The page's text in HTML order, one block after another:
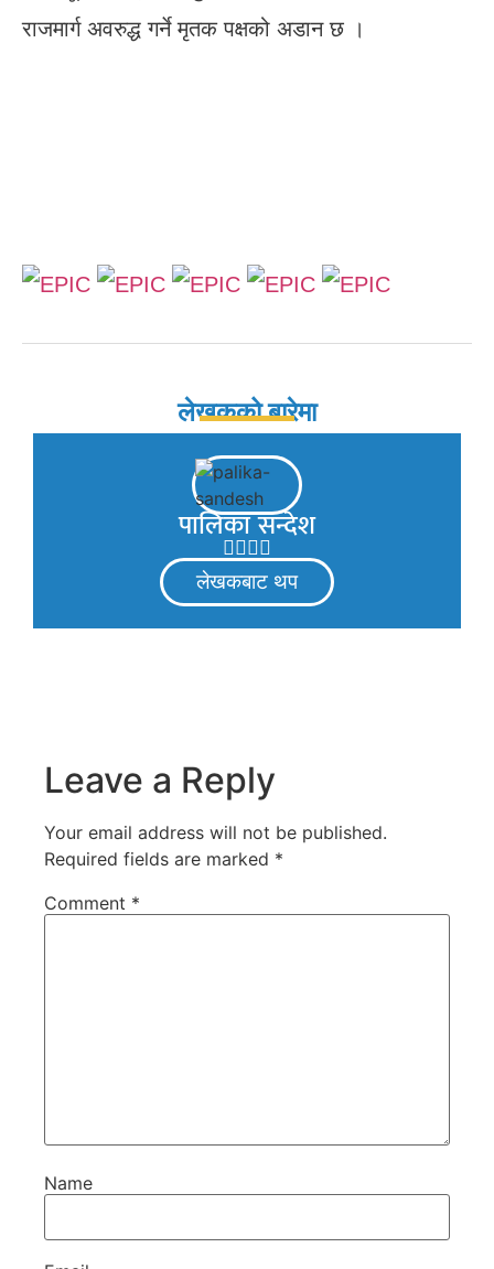
राजमार्ग अवरुद्ध गर्ने मृतक पक्षको अडान छ ।
लेखकको बारेमा
पालिका सन्देश
लेखकबाट थप
Leave a Reply
Your email address will not be published.
Required fields are marked *
Comment *
Name